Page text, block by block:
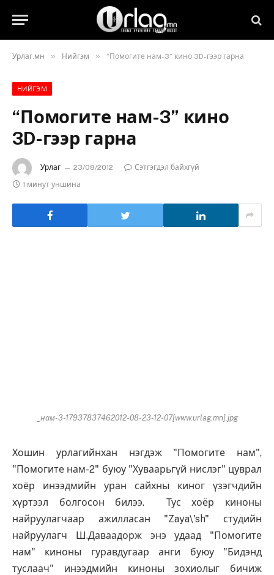
Урлаг.мн » Нийгэм » “Помогите нам-3” кино 3D-гээр гарна
НИЙГЭМ
“Помогите нам-3” кино
3D-гээр гарна
Урлаг 23/08/2012
Сэтгэгдэл байхгүй
1 минут уншина
_нам-3-17937837462012-08-23-12-07[www.urlag.mn].jpg
Хошин урлагийнхан нэгдэж "Помогите нам",
"Помогите нам-2" буюу "Хуваарьгүй нислэг" цуврал
хоёр инээдмийн уран сайхны киног үзэгчдийн
хүртээл болгосон билээ. Тус хоёр киноны
найруулагчаар ажилласан "Zaya\'sh" студийн
найруулагч Ш.Даваадорж энэ удаад "Помогите
нам" киноны гуравдугаар анги буюу "Бидэнд
туслаач" инээдмийн киноны зохиолыг бичиж